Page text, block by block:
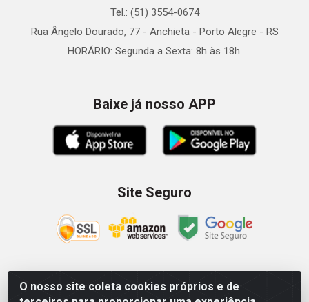
O nosso site coleta cookies próprios e de
Tel.: (51) 3554-0674
Rua Ângelo Dourado, 77 - Anchieta - Porto Alegre - RS
HORÁRIO: Segunda a Sexta: 8h às 18h.
Baixe já nosso APP
Site Seguro
Zein Importação e Comércio LTDA - Av. Senador Queiróz, 274